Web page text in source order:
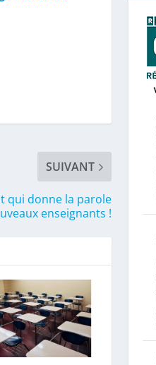
SUIVANT
qui donne la parole
enseignants !